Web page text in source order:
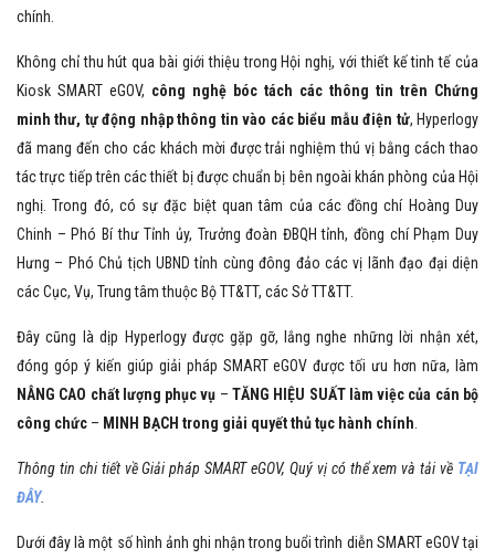
chính.
Không chỉ thu hút qua bài giới thiệu trong Hội nghị, với thiết kế tinh tế của
Kiosk SMART eGOV, công nghệ bóc tách các thông tin trên Chứng
minh thư, tự động nhập thông tin vào các biểu mẫu điện tử, Hyperlogy
đã mang đến cho các khách mời được trải nghiệm thú vị bằng cách thao
tác trực tiếp trên các thiết bị được chuẩn bị bên ngoài khán phòng của Hội
nghị. Trong đó, có sự đặc biệt quan tâm của các đồng chí Hoàng Duy
Chinh – Phó Bí thư Tỉnh ủy, Trưởng đoàn ĐBQH tỉnh, đồng chí Phạm Duy
Hưng – Phó Chủ tịch UBND tỉnh cùng đông đảo các vị lãnh đạo đại diện
các Cục, Vụ, Trung tâm thuộc Bộ TT&TT, các Sở TT&TT.
Đây cũng là dịp Hyperlogy được gặp gỡ, lắng nghe những lời nhận xét,
đóng góp ý kiến giúp giải pháp SMART eGOV được tối ưu hơn nữa, làm
NÂNG CAO chất lượng phục vụ –TĂNG HIỆU SUẤT làm việc của cán bộ
công chức – MINH BẠCH trong giải quyết thủ tục hành chính
Thông tin chi tiết về Giải pháp SMART eGOV, Quý vị có thể xem và tải về TẠI
ĐÂY.
Dưới đây là một số hình ảnh ghi nhận trong buổi trình diễn SMART eGOV tại